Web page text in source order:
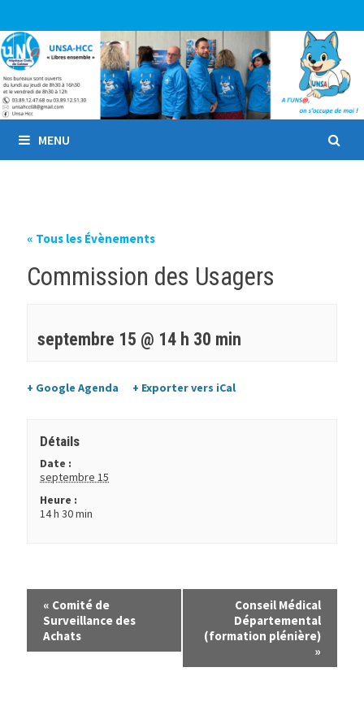
au
contenu
MENU
« Tous les Évènements
Commission des Usagers
septembre 15 @ 14 h 30 min
+ Google Agenda + Exporter vers iCal
Détails
Date :
septembre 15
Heure :
14 h 30 min
« Comité de
Surveillance des
Achats
Conseil Médical
Départemental
(formation plénière)
»